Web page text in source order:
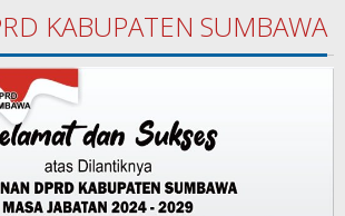
KABUPATEN SUMBAWA